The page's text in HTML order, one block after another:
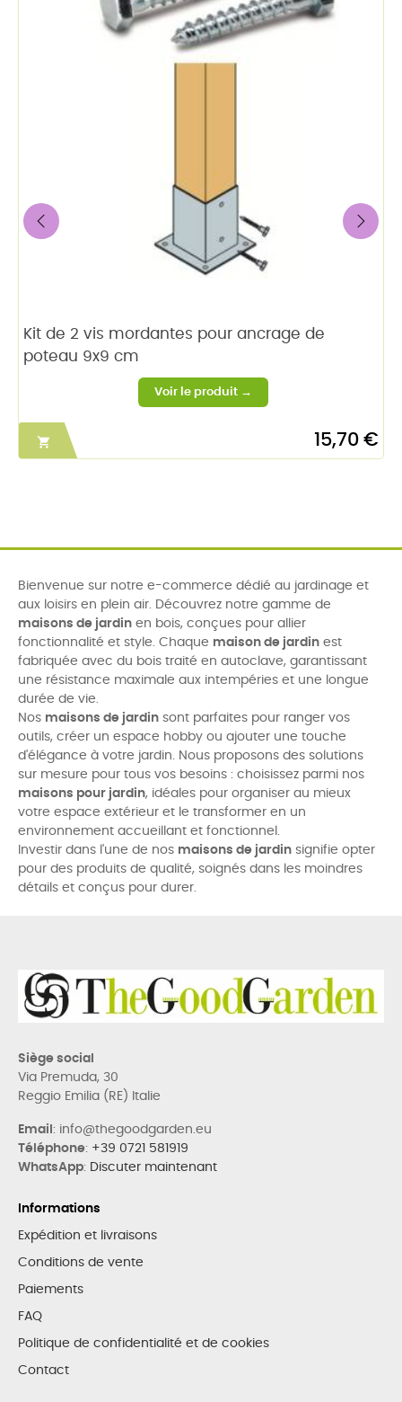
Kit de 2 vis mordantes pour ancrage de
poteau 9x9 cm
 15,70 €
Bienvenue sur notre e-commerce dédié au jardinage et
aux loisirs en plein air. Découvrez notre gamme de
maisons de jardin en bois, conçues pour allier
fonctionnalité et style. Chaque maison de jardin est
fabriquée avec du bois traité en autoclave, garantissant
une résistance maximale aux intempéries et une longue
durée de vie.
Nos maisons de jardin sont parfaites pour ranger vos
outils, créer un espace hobby ou ajouter une touche
d'élégance à votre jardin. Nous proposons des solutions
sur mesure pour tous vos besoins : choisissez parmi nos
maisons pour jardin, idéales pour organiser au mieux
votre espace extérieur et le transformer en un
environnement accueillant et fonctionnel.
Investir dans l'une de nos maisons de jardin signifie opter
pour des produits de qualité, soignés dans les moindres
détails et conçus pour durer.
Siège social
Via Premuda, 30
Reggio Emilia (RE) Italie
Email : info@thegoodgarden.eu
Téléphone: +39 0721 581919
WhatsApp: Discuter maintenant
Informations
Expédition et livraisons
Conditions de vente
Paiements
FAQ
Politique de confidentialité et de cookies
Contact